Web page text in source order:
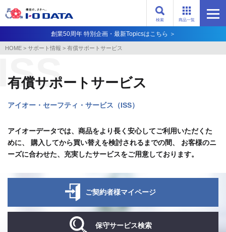
商品一覧
検索
創業50周年 特別企画・最新Topicsはこちら ＞
HOME > サポート情報 > 有償サポートサービス
有償サポートサービス
アイオー・セーフティ・サービス（ISS）
アイオーデータでは、商品をより長く安心してご利用いただくた
めに、
購入してから買い替えを検討されるまでの間、
お客様のニ
ーズに合わせた、充実したサービスをご用意しております。
ご契約者様マイページ
保守サービス検索